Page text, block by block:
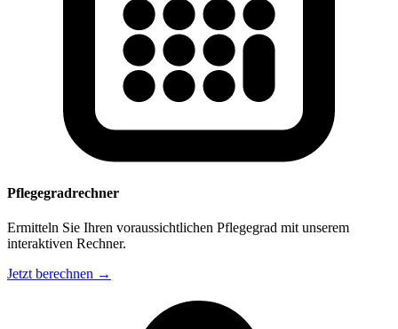
Pflegegradrechner
Ermitteln Sie Ihren voraussichtlichen Pflegegrad mit unserem
interaktiven Rechner.
Jetzt berechnen →